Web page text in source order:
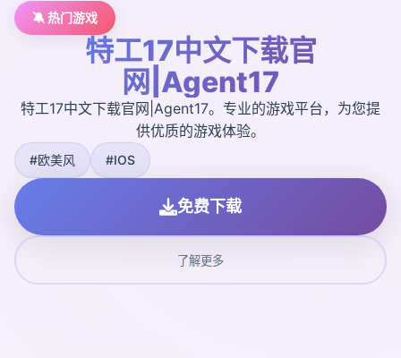
🔕 热门游戏
特工17中文下载官
网|Agent17
特工17中文下载官网|Agent17。专业的游戏平台，为您提
供优质的游戏体验。
#欧美风 #IOS
免费下载
了解更多